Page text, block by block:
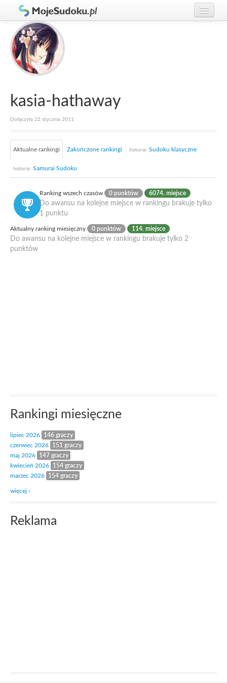
Graj w Sudoku!
Zasady Sudoku
Rankingi
Gracze
kasia-hathaway
Dołączyła 22 stycznia 2011
Aktualne rankingi Zakończone rankingi historia: Sudoku klasyczne
historia: Samurai Sudoku
Ranking wszech czasów 0 punktów 6074. miejsce
Do awansu na kolejne miejsce w rankingu brakuje tylko
1 punktu
Aktualny ranking miesięczny 0 punktów 114. miejsce
Do awansu na kolejne miejsce w rankingu brakuje tylko 2
punktów
Rankingi miesięczne
lipiec 2026
146 graczy
czerwiec 2026
151 graczy
maj 2026
147 graczy
kwiecień 2026
154 graczy
marzec 2026
154 graczy
więcej ›
Reklama